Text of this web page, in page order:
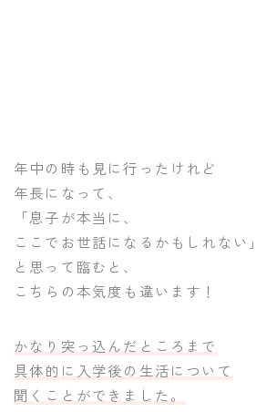
年中の時も見に行ったけれど
年長になって、
「息子が本当に、
ここでお世話になるかもしれない」
と思って臨むと、
こちらの本気度も違います！
かなり突っ込んだところまで
具体的に入学後の生活について
聞くことができました。